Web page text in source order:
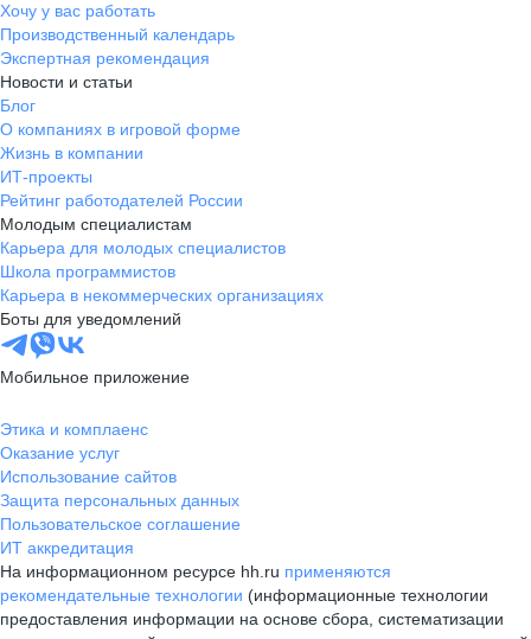
Хочу у вас работать
Производственный календарь
Экспертная рекомендация
Новости и статьи
Блог
О компаниях в игровой форме
Жизнь в компании
ИТ-проекты
Рейтинг работодателей России
Молодым специалистам
Карьера для молодых специалистов
Школа программистов
Карьера в некоммерческих организациях
Боты для уведомлений
Мобильное приложение
Этика и комплаенс
Оказание услуг
Использование сайтов
Защита персональных данных
Пользовательское соглашение
ИТ аккредитация
На информационном ресурсе hh.ru применяются
рекомендательные технологии (информационные технологии
предоставления информации на основе сбора, систематизации